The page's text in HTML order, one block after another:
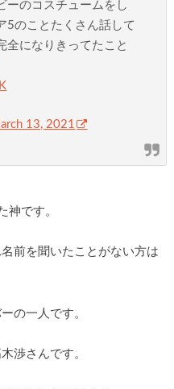
ーのコスチュームをし
5のことたくさん話して
全になりきってたこと
13, 2021
神です。
前を聞いたことがない方は
の一人です。
渉さんです。